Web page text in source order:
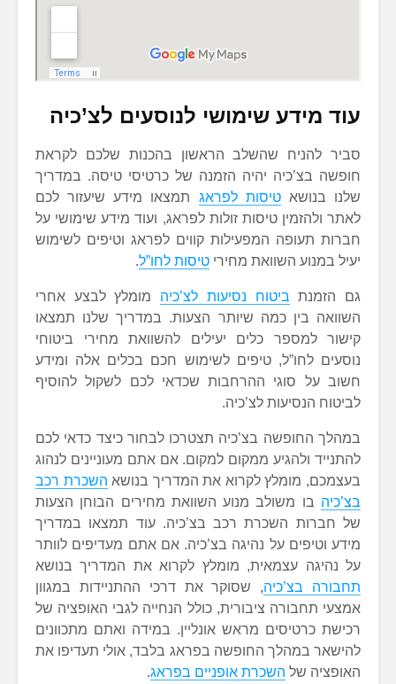
עוד מידע שימושי לנוסעים לצ’כיה
סביר להניח שהשלב הראשון בהכנות שלכם לקראת
חופשה בצ’כיה יהיה הזמנה של כרטיסי טיסה. במדריך
שלנו בנושאטיסות לפראג תמצאו מידע שיעזור לכם
לאתר ולהזמין טיסות זולות לפראג, ועוד מידע שימושי על
חברות תעופה המפעילות קווים לפראג וטיפים לשימוש
יעיל במנוע השוואת מחירי טיסות לחו”ל.
גם הזמנת ביטוח נסיעות לצ’כיה מומלץ לבצע אחרי
השוואה בין כמה שיותר הצעות. במדריך שלנו תמצאו
קישור למספר כלים יעילים להשוואת מחירי ביטוחי
נוסעים לחו”ל, טיפים לשימוש חכם בכלים אלה ומידע
חשוב על סוגי ההרחבות שכדאי לכם לשקול להוסיף
לביטוח הנסיעות לצ’כיה.
במהלך החופשה בצ’כיה תצטרכו לבחור כיצד כדאי לכם
להתנייד ולהגיע ממקום למקום. אם אתם מעוניינים לנהוג
בעצמכם, מומלץ לקרוא את המדריך בנושא השכרת רכב
בצ’כיה בו משולב מנוע השוואת מחירים הבוחן הצעות
של חברות השכרת רכב בצ’כיה. עוד תמצאו במדריך
מידע וטיפים על נהיגה בצ’כיה. אם אתם מעדיפים לוותר
על נהיגה עצמאית, מומלץ לקרוא את המדריך בנושא
תחבורה בצ’כיה, שסוקר את דרכי ההתניידות במגוון
אמצעי תחבורה ציבורית, כולל הנחייה לגבי האופציה של
רכישת כרטיסים מראש אונליין. במידה ואתם מתכוונים
להישאר במהלך החופשה בפראג בלבד, אולי תעדיפו את
האופציה של השכרת אופניים בפראג.